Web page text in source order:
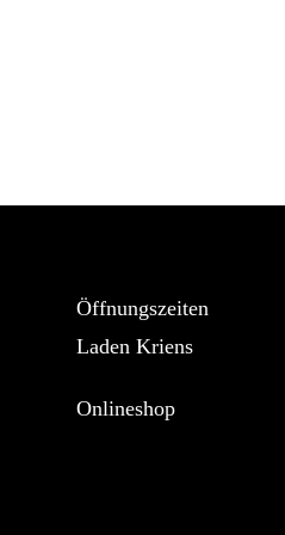
Öffnungszeiten
Laden Kriens
Onlineshop